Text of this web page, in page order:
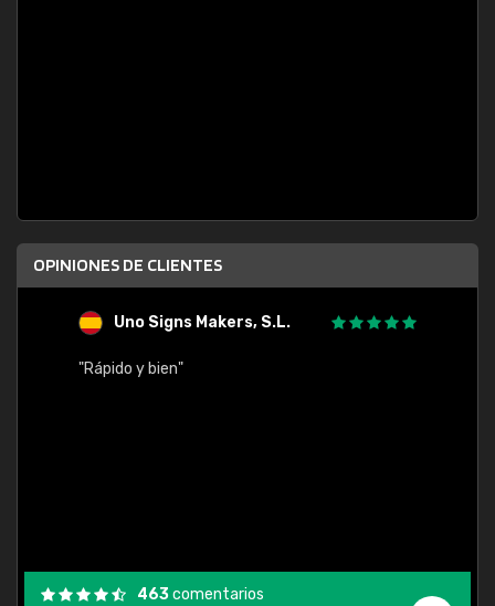
OPINIONES DE CLIENTES
Uno Signs Makers, S.L.
"Rápido y bien"
463comentarios